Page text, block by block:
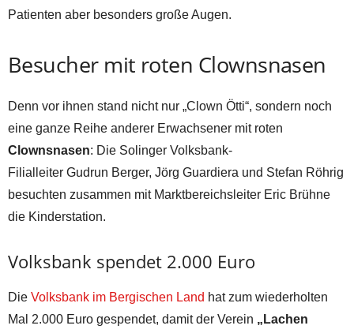
Patienten aber besonders große Augen.
Besucher mit roten Clownsnasen
Denn vor ihnen stand nicht nur „Clown Ötti“, sondern noch
eine ganze Reihe anderer Erwachsener mit roten
Clownsnasen: Die Solinger Volksbank-
Filialleiter Gudrun Berger, Jörg Guardiera und Stefan Röhrig
besuchten zusammen mit Marktbereichsleiter Eric Brühne
die Kinderstation.
Volksbank spendet 2.000 Euro
Die Volksbank im Bergischen Land hat zum wiederholten
Mal 2.000 Euro gespendet, damit der Verein „Lachen